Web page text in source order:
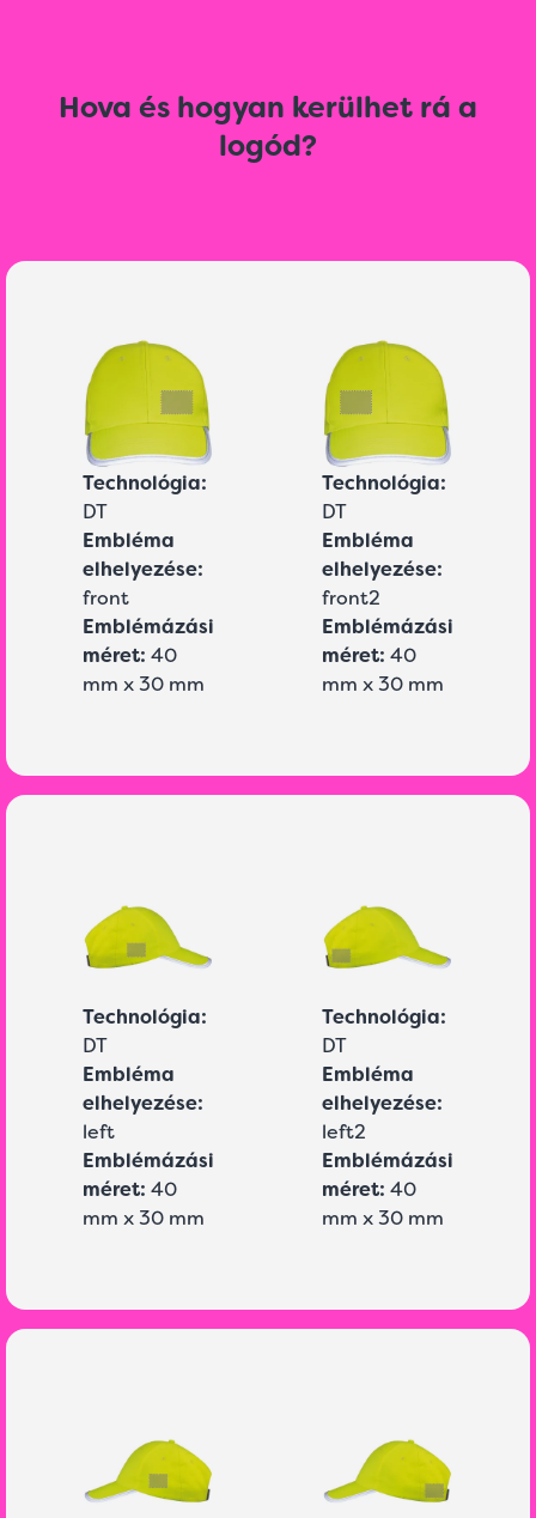
Hova és hogyan kerülhet rá a
logód?
Technológia:
DT
Embléma
elhelyezése:
front
Emblémázási
méret: 40
mm x 30 mm
Technológia:
DT
Embléma
elhelyezése:
front2
Emblémázási
méret: 40
mm x 30 mm
Technológia:
DT
Embléma
elhelyezése:
left
Emblémázási
méret: 40
mm x 30 mm
Technológia:
DT
Embléma
elhelyezése:
left2
Emblémázási
méret: 40
mm x 30 mm